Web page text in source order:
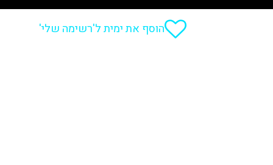
הוסף את ימית ל'רשימה שלי'